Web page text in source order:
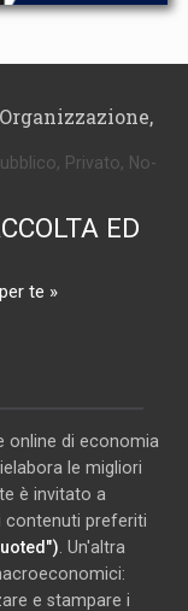
Privato, No-
ED
te »
online di economia
le migliori
è invitato a
contenuti preferiti
. Un'altra
e stampare i